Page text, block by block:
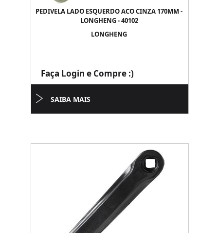
PEDIVELA LADO ESQUERDO ACO CINZA 170MM -
LONGHENG - 40102
LONGHENG
Faça Login e Compre :)
SAIBA MAIS